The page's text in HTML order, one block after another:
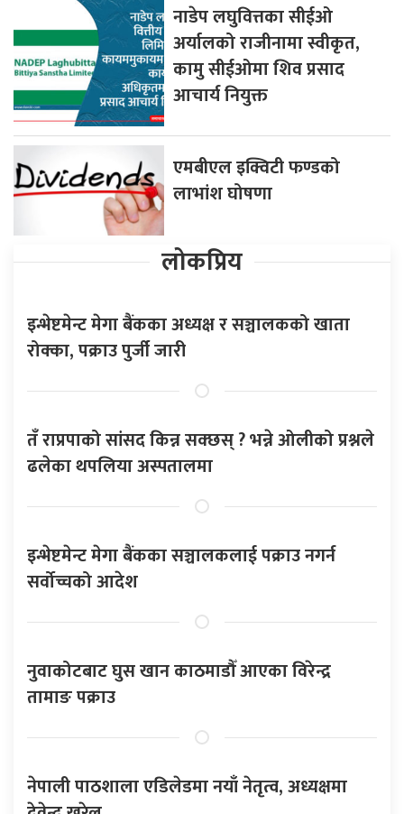
नाडेप लघुवित्तका सीईओ
अर्यालको राजीनामा स्वीकृत,
कामु सीईओमा शिव प्रसाद
आचार्य नियुक्त
एमबीएल इक्विटी फण्डको
लाभांश घोषणा
लोकप्रिय
इन्भेष्टमेन्ट मेगा बैंकका अध्यक्ष र सञ्चालकको खाता
रोक्का, पक्राउ पुर्जी जारी
तँ राप्रपाको सांसद किन्न सक्छस् ? भन्ने ओलीको प्रश्नले
ढलेका थपलिया अस्पतालमा
इन्भेष्टमेन्ट मेगा बैंकका सञ्चालकलाई पक्राउ नगर्न
सर्वोच्चको आदेश
नुवाकोटबाट घुस खान काठमाडौँ आएका विरेन्द्र
तामाङ पक्राउ
नेपाली पाठशाला एडिलेडमा नयाँ नेतृत्व, अध्यक्षमा